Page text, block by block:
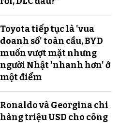
Toyota tiếp tục là 'vua
doanh số' toàn cầu, BYD
muốn vượt mặt nhưng
người Nhật 'nhanh hơn' ở
một điểm
Ronaldo và Georgina chi
hàng triệu USD cho công